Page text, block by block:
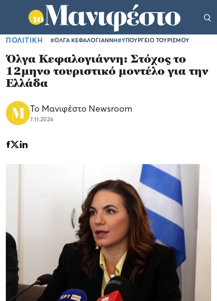
ΠΟΛΙΤΙΚΗ #ΟΛΓΑ ΚΕΦΑΛΟΓΙΑΝΝΗ#ΥΠΟΥΡΓΕΙΟ ΤΟΥΡΙΣΜΟΥ
Όλγα Κεφαλογιάννη: Στόχος το
12μηνο τουριστικό μοντέλο για την
Ελλάδα
Το Μανιφέστο Newsroom
7.11.2024